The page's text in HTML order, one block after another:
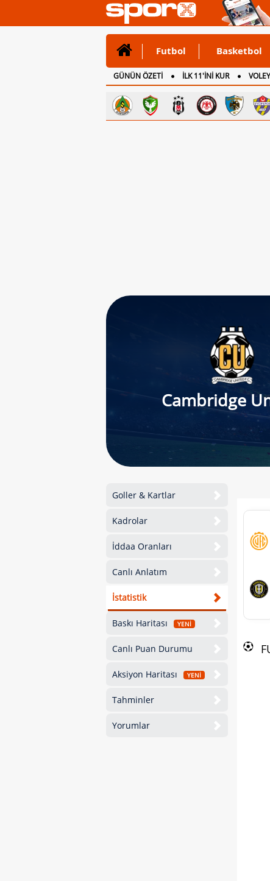
Futbol Basketbol
GÜNÜN ÖZETİ İLK 11'İNİ KUR
CANLI ANLATIM
İNGİLTERE
Cambridge
Goller & Kartlar
Kadrolar
İddaa Oranları
Canlı Anlatım
İstatistik
Baskı Haritası YENİ
Canlı Puan Durumu
Aksiyon Haritası YENİ
Tahminler
Yorumlar